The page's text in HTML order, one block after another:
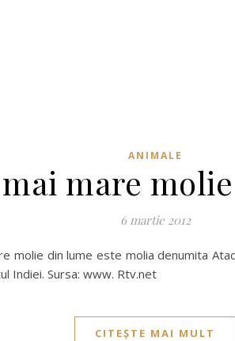
ANIMALE
mai mare
6 martie 2012
molie din lume este molia denumita
Indiei. Sursa: www. Rtv.net
CITEȘTE MAI MULT